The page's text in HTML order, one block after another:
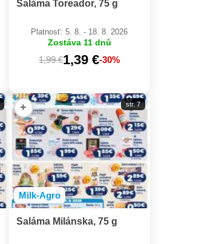
Saláma Toreador, 75 g
Platnosť: 5. 8. - 18. 8. 2026
Zostáva 11 dnů
1,99 €1,39 €-30%
+
Milk-Agro
str. 7
Saláma Milánska, 75 g